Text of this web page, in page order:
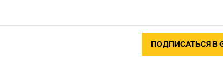
ПОДПИСАТЬСЯ В